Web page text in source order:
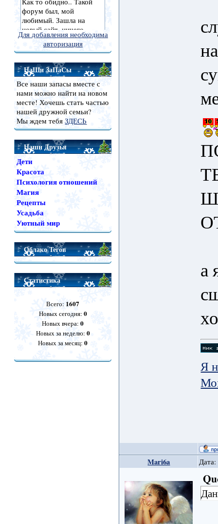
Для добавления необходима
авторизация
НаШи ЗаПаСы
Все наши запасы вместе с
нами можно найти на новом
месте! Хочешь стать частью
нашей дружной семьи?
Мы ждем тебяЗДЕСЬ
Наши Друзья
Дети
Красота
Психология отношений
Магия
Рецепты
Усадьба
Уютный мир
Облако Тегов
Статистика
Всего: 1607
Новых сегодня: 0
Новых вчера:0
Новых за неделю: 0
Новых за месяц:0
а
Я
Mari6a Дата: